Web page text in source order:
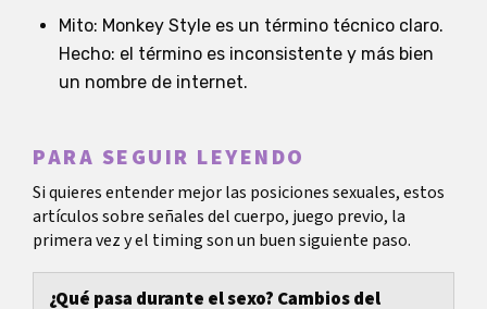
Mito: Monkey Style es un término técnico claro.
Hecho: el término es inconsistente y más bien
un nombre de internet.
PARA SEGUIR LEYENDO
Si quieres entender mejor las posiciones sexuales, estos
artículos sobre señales del cuerpo, juego previo, la
primera vez y el timing son un buen siguiente paso.
¿Qué pasa durante el sexo? Cambios del